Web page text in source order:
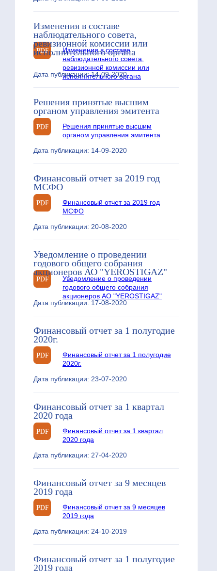
Изменения в составе
наблюдательного совета,
ревизионной комиссии или
исполнительного органа
Изменения в составе
наблюдательного совета,
ревизионной комиссии или
исполнительного органа
Дата публикации: 14-09-2020
Решения принятые высшим
органом управления эмитента
Решения принятые высшим
органом управления эмитента
Дата публикации: 14-09-2020
Финансовый отчет за 2019 год
МСФО
Финансовый отчет за 2019 год
МСФО
Дата публикации: 20-08-2020
Уведомление о проведении
годового общего собрания
акционеров АО "YEROSTIGAZ"
Уведомление о проведении
годового общего собрания
акционеров АО "YEROSTIGAZ"
Дата публикации: 17-08-2020
Финансовый отчет за 1 полугодие
2020г.
Финансовый отчет за 1 полугодие
2020г.
Дата публикации: 23-07-2020
Финансовый отчет за 1 квартал
2020 года
Финансовый отчет за 1 квартал
2020 года
Дата публикации: 27-04-2020
Финансовый отчет за 9 месяцев
2019 года
Финансовый отчет за 9 месяцев
2019 года
Дата публикации: 24-10-2019
Финансовый отчет за 1 полугодие
2019 года